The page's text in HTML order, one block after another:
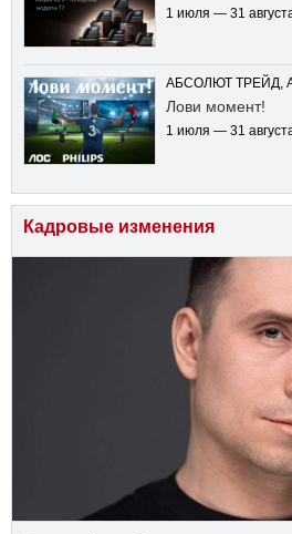
1 июля — 31
АБСОЛЮТ ТРЕЙД,
Лови момент!
1 июля — 31
Кадровые изменения